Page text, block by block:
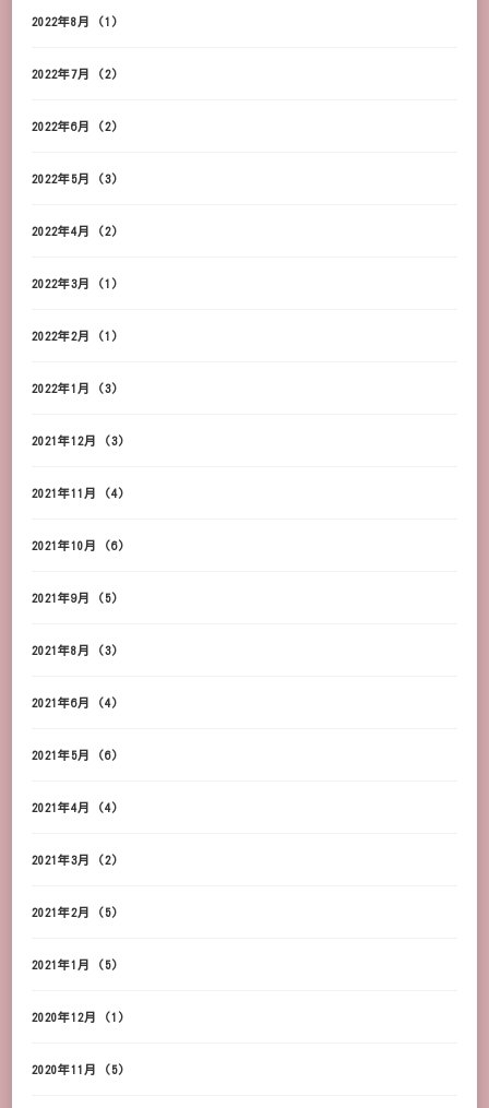
2022年8月 (1)
2022年7月 (2)
2022年6月 (2)
2022年5月 (3)
2022年4月 (2)
2022年3月 (1)
2022年2月 (1)
2022年1月 (3)
2021年12月 (3)
2021年11月 (4)
2021年10月 (6)
2021年9月 (5)
2021年8月 (3)
2021年6月 (4)
2021年5月 (6)
2021年4月 (4)
2021年3月 (2)
2021年2月 (5)
2021年1月 (5)
2020年12月 (1)
2020年11月 (5)